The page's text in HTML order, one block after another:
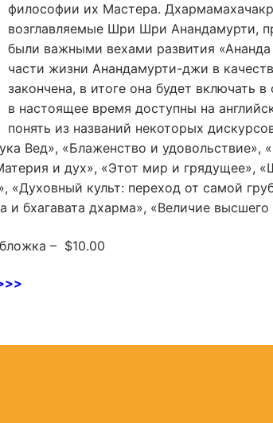
философии их Мастера.
возглавляемые Шри Шри Анандамурти,
были важными вехами развития
части жизни Анандамурти-джи в
закончена, в итоге она будет включать
в настоящее время доступны на
понять из названий некоторых
Вед», «Блаженство и удовольствие»,
и дух», «Этот мир и грядущее»,
«Духовный культ: переход от самой
бхагавата дхарма», «Величие
– $10.00